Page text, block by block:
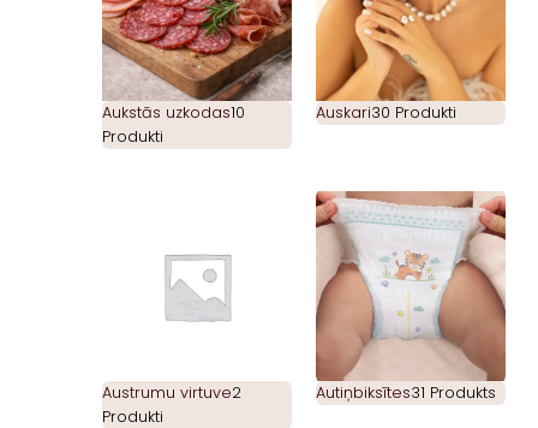
Aukstās uzkodas10
Produkti
Auskari30 Produkti
Austrumu virtuve2
Produkti
Autiņbiksītes31 Produkts